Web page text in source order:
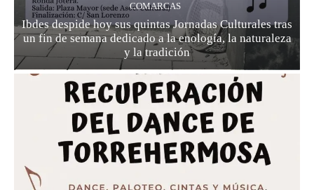
COMARCAS
Ibdes despide hoy sus quintas Jornadas Culturales tras
un fin de semana dedicado a la enología, la naturaleza
y la tradición